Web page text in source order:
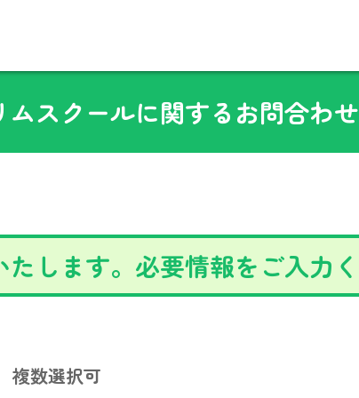
ムスクールに関するお問合わせ
します。必要情報をご入力
複数選択可